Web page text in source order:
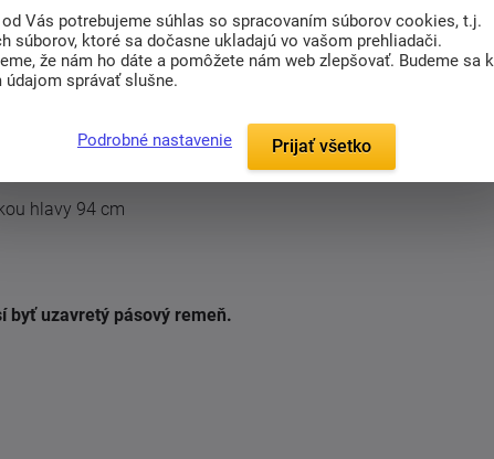
na prispôsobenie rastu dieťaťa pre
Naopak Vám i dieťaťu zaistí dostatočnú
pás Vám napomôže k správnemu držaniu
oporu. Nepostrádateľná je tiež správne
slnkom, vetrom a zabezpečuje mu oporu
na 30 ° C
hlavy 94 cm
byť uzavretý pásový remeň.
Vás potrebujeme súhlas so spracovaním súborov cookies, t.j.
súborov, ktoré sa dočasne ukladajú vo vašom prehliadači.
že nám ho dáte a pomôžete nám web zlepšovať. Budeme sa k
údajom správať slušne.
Podrobné nastavenie Prijať všetko